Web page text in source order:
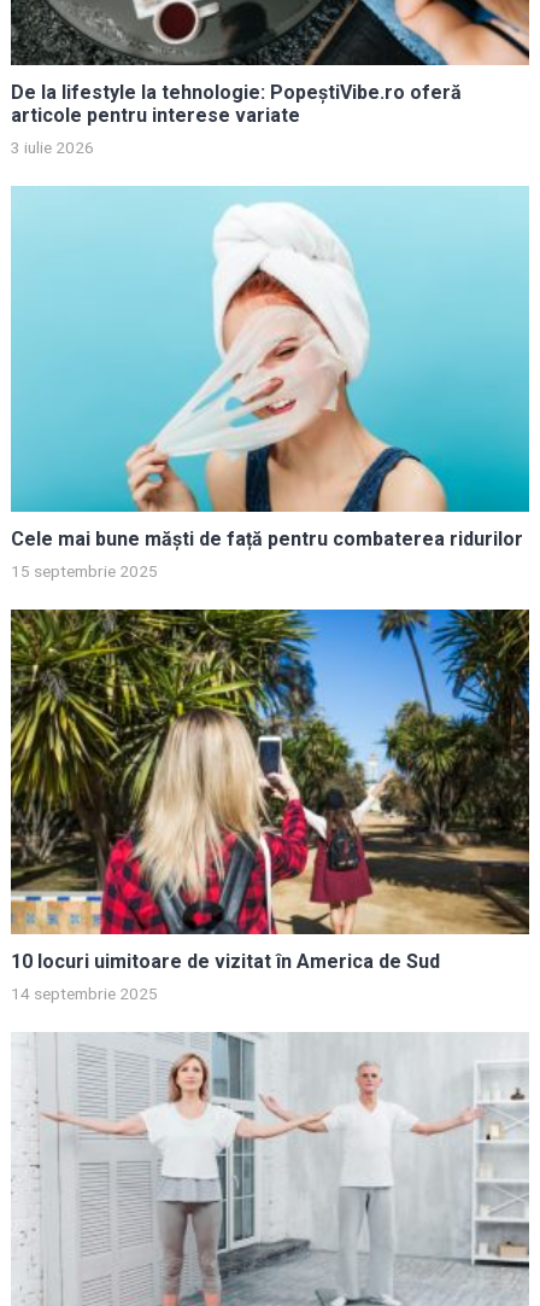
De la lifestyle la tehnologie: PopeștiVibe.ro oferă
articole pentru interese variate
3 iulie 2026
Cele mai bune măști de față pentru combaterea ridurilor
15 septembrie 2025
10 locuri uimitoare de vizitat în America de Sud
14 septembrie 2025